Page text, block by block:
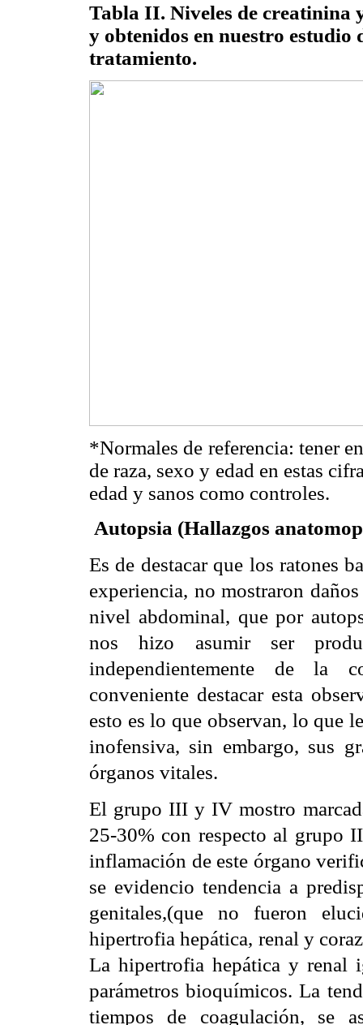
Tabla II. Niveles de creatinina
y obtenidos en nuestro estudio
tratamiento.
*Normales de referencia: tener
de raza, sexo y edad en estas
edad y sanos como controles.
Autopsia (Hallazgos
Es de destacar que los ratones
experiencia, no mostraron
nivel abdominal, que por
nos hizo asumir ser
independientemente de la
conveniente destacar esta
esto es lo que observan, lo que
inofensiva, sin embargo, sus
órganos vitales.
El grupo III y IV mostro
25-30% con respecto al grupo
inflamación de este órgano
se evidencio tendencia a
genitales,(que no fueron
hipertrofia hepática, renal y
La hipertrofia hepática y renal
parámetros bioquímicos. La
tiempos de coagulación, se